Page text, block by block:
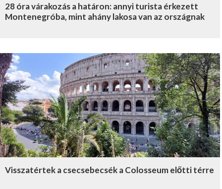
28 óra várakozás a határon: annyi turista érkezett
Montenegróba, mint ahány lakosa van az országnak
Visszatértek a csecsebecsék a Colosseum előtti térre